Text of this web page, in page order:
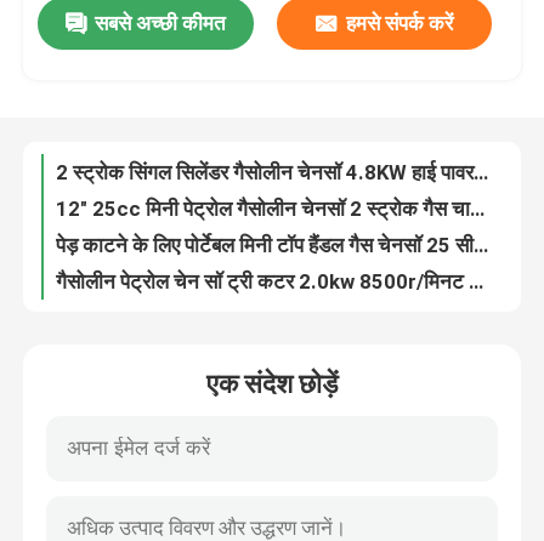
एक संदेश छोड़ें
हमसे संपर्क करें
बोली मांगें
हैंडहेल्ड मिनी चेनसॉ
इलेक्ट्रिक चेनसॉ
सबसे अच्छी कीमत हमसे संपर्क करें
2 स्ट्रोक सिंगल सिलेंडर गैसोलीन चेनसॉ 4.8KW हाई पावर 105cc पावर सॉ
12" 25cc मिनी पेट्रोल गैसोलीन चेनसॉ 2 स्ट्रोक गैस चालित चेनसॉ
पेड़ काटने के लिए पोर्टेबल मिनी टॉप हैंडल गैस चेनसॉ 25 सीसी पेट्रोल सॉ
गैसोलीन पेट्रोल चेन सॉ ट्री कटर 2.0kw 8500r/मिनट हैंडहेल्ड चेनसॉ
18 इंच गैस चेनसॉ 58cc यूरो लो कार्बन पेट्रोल चेनसॉ
एक संदेश छोड़ें